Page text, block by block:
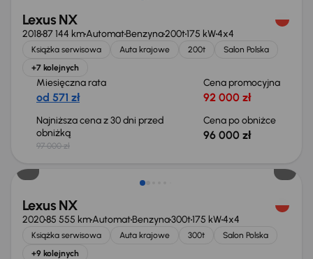
Lexus NX
201887 144 kmAutomatBenzyna200t175 kW4x4
Książka serwisowa Auta krajowe 200t
Salon Polska
+7 kolejnych
Miesięczna rata
od 571 zł
Cena promocyjna
92 000 zł
Najniższa cena z 30 dni przed
obniżką
97 000 zł
Cena po obniżce
96 000 zł
Lexus NX
202085 555 kmAutomatBenzyna300t175 kW4x4
Książka serwisowa Auta krajowe 300t
Salon Polska
+9 kolejnych